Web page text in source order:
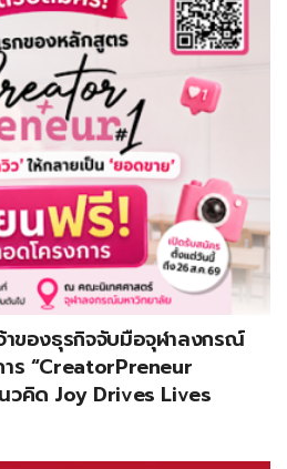
าของธุรกิจจับมือจุฬาลงกรณ์
ร “CreatorPreneur
คิด Joy Drives Lives